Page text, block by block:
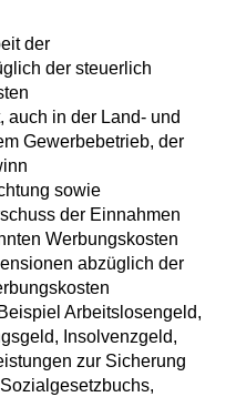
der
der steuerlich
auch in der Land- und
Gewerbebetrieb, der
sowie
der Einnahmen
Werbungskosten
abzüglich der
Arbeitslosengeld,
Insolvenzgeld,
zur Sicherung